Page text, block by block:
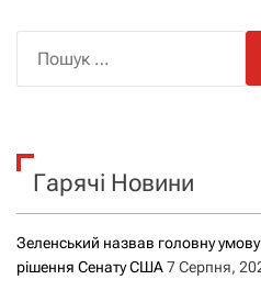
к
Гарячі Новини
Зеленський назвав головну умову
рішення Сенату США7 Серпня,